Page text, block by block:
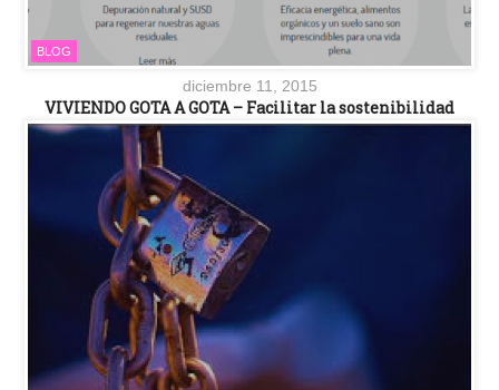
BLOG
diciembre 11, 2015
VIVIENDO GOTA A GOTA – Facilitar la sostenibilidad